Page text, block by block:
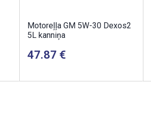
Motoreļļa GM 5W-30 Dexos2
5L kanniņa
47.87